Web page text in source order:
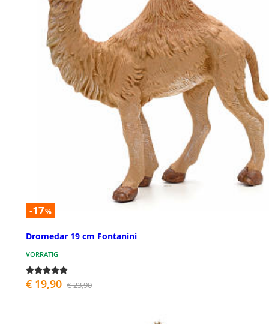
-17%
Dromedar 19 cm Fontanini
VORRÄTIG
€ 19,90 € 23,90